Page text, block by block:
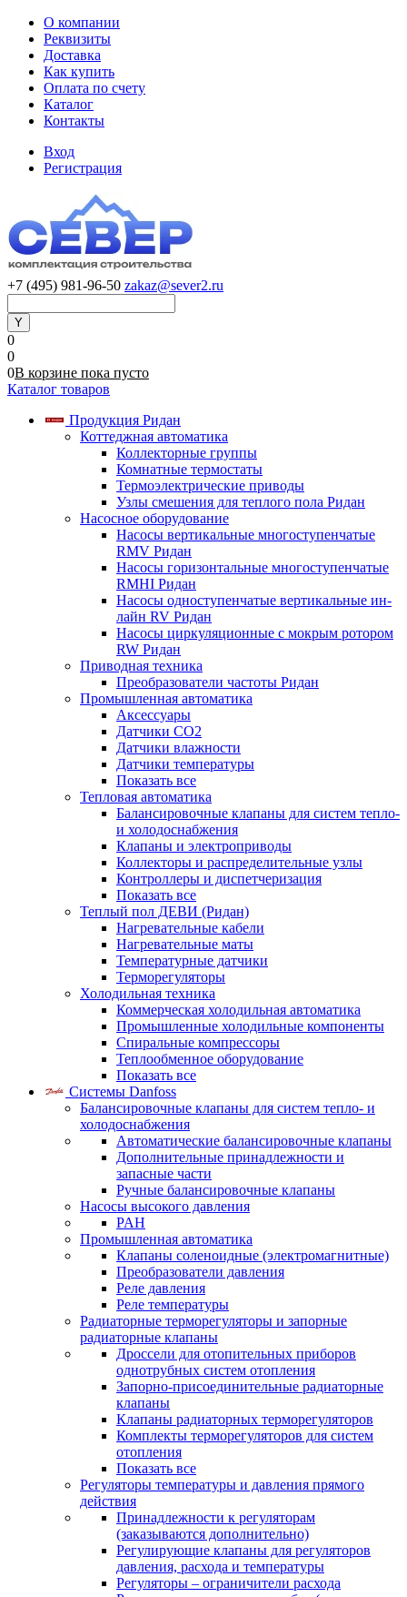
О компании
Реквизиты
Доставка
Как купить
Оплата по счету
Каталог
Контакты
Вход
Регистрация
+7 (495) 981-96-50 zakaz@sever2.ru
0
0
0В корзине пока пусто
Каталог товаров
Продукция Ридан
Коттеджная автоматика
Коллекторные группы
Комнатные термостаты
Термоэлектрические приводы
Узлы смешения для теплого пола Ридан
Насосное оборудование
Насосы вертикальные многоступенчатые
RMV Ридан
Насосы горизонтальные многоступенчатые
RMHI Ридан
Насосы одноступенчатые вертикальные ин-
лайн RV Ридан
Насосы циркуляционные с мокрым ротором
RW Ридан
Приводная техника
Преобразователи частоты Ридан
Промышленная автоматика
Аксессуары
Датчики CO2
Датчики влажности
Датчики температуры
Показать все
Тепловая автоматика
Балансировочные клапаны для систем тепло-
и холодоснабжения
Клапаны и электроприводы
Коллекторы и распределительные узлы
Контроллеры и диспетчеризация
Показать все
Теплый пол ДЕВИ (Ридан)
Нагревательные кабели
Нагревательные маты
Температурные датчики
Терморегуляторы
Холодильная техника
Коммерческая холодильная автоматика
Промышленные холодильные компоненты
Спиральные компрессоры
Теплообменное оборудование
Показать все
Системы Danfoss
Балансировочные клапаны для систем тепло- и
холодоснабжения
Автоматические балансировочные клапаны
Дополнительные принадлежности и
запасные части
Ручные балансировочные клапаны
Насосы высокого давления
PAH
Промышленная автоматика
Клапаны соленоидные (электромагнитные)
Преобразователи давления
Реле давления
Реле температуры
Радиаторные терморегуляторы и запорные
радиаторные клапаны
Дроссели для отопительных приборов
однотрубных систем отопления
Запорно-присоединительные радиаторные
клапаны
Клапаны радиаторных терморегуляторов
Комплекты терморегуляторов для систем
отопления
Показать все
Регуляторы температуры и давления прямого
действия
Принадлежности к регуляторам
(заказываются дополнительно)
Регулирующие клапаны для регуляторов
давления, расхода и температуры
Регуляторы – ограничители расхода